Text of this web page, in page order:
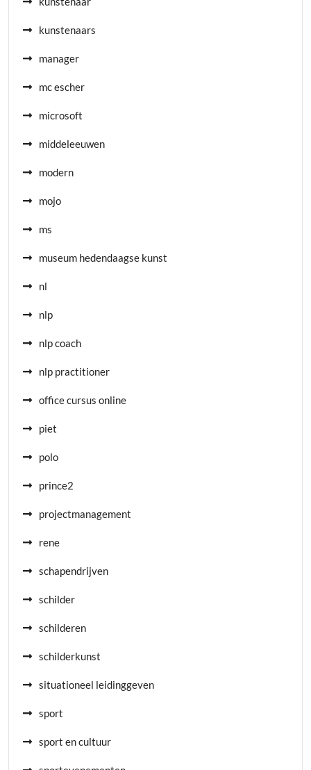
kunstenaars
manager
mc escher
microsoft
middeleeuwen
modern
mojo
ms
museum hedendaagse kunst
nl
nlp
nlp coach
nlp practitioner
office cursus online
piet
polo
prince2
projectmanagement
rene
schapendrijven
schilder
schilderen
schilderkunst
situationeel leidinggeven
sport
sport en cultuur